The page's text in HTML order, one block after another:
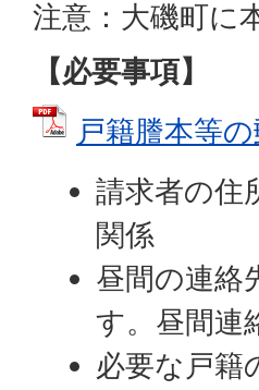
注意：大磯町に
【必要事項】
戸籍謄本等
請求者の住
関係
昼間の連絡
す。昼間連
必要な戸籍